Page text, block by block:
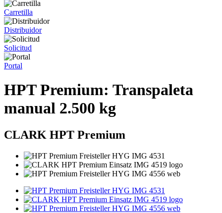
Carretilla
Distribuidor
Solicitud
Portal
HPT Premium: Transpaleta
manual 2.500 kg
CLARK HPT Premium